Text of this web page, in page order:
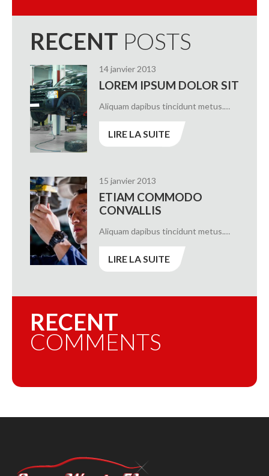
RECENT POSTS
14 janvier 2013
LOREM IPSUM DOLOR SIT
Aliquam dapibus tincidunt metus.…
LIRE LA SUITE
15 janvier 2013
ETIAM COMMODO
CONVALLIS
Aliquam dapibus tincidunt metus.…
LIRE LA SUITE
RECENT
COMMENTS